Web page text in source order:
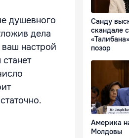
душевного
дела
настрой
Санду
скандале
позор
Америка
Молдовы